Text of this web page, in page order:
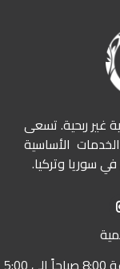
غير ربحية. تسعى
الأساسية
في سوريا وتركيا.